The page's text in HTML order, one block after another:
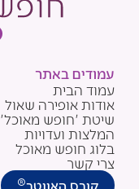
עמודים באתר
עמוד הבית
אודות אופירה שאול
שיטת 'חופש מאוכל'
המלצות ועדויות
בלוג חופש מאוכל
צרי קשר
קורס האווטר®